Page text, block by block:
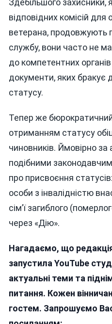
Здебільшого захисники,
відповідних комісій
ветерана, продовжують
службу, вони часто не
до компетентних
документи, яких бракує
статусу.
Тепер же бюрократичний
отриманням статусу
чиновників. Ймовірно за
подібними
про присвоєння
особи з інвалідністю
сім’ї загиблого
через «Дію».
Нагадаємо, що
запустила YouTube
актуальні теми та
питання. Кожен
гостем. Запрошуємо